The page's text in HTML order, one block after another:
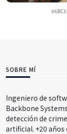
SOBRE MÍ
Ingeniero de
Backbone
detección de
artificial. +20